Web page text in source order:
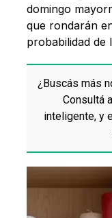
domingo
que rondarán
probabilidad de
¿Buscás más
Consultá a
inteligente, y